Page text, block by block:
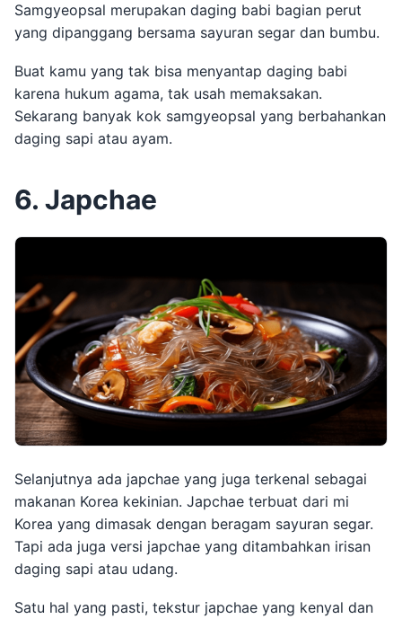
Samgyeopsal merupakan daging babi bagian perut
yang dipanggang bersama sayuran segar dan bumbu.
Buat kamu yang tak bisa menyantap daging babi
karena hukum agama, tak usah memaksakan.
Sekarang banyak kok samgyeopsal yang berbahankan
daging sapi atau ayam.
6. Japchae
Selanjutnya ada japchae yang juga terkenal sebagai
makanan Korea kekinian. Japchae terbuat dari mi
Korea yang dimasak dengan beragam sayuran segar.
Tapi ada juga versi japchae yang ditambahkan irisan
daging sapi atau udang.
Satu hal yang pasti, tekstur japchae yang kenyal dan